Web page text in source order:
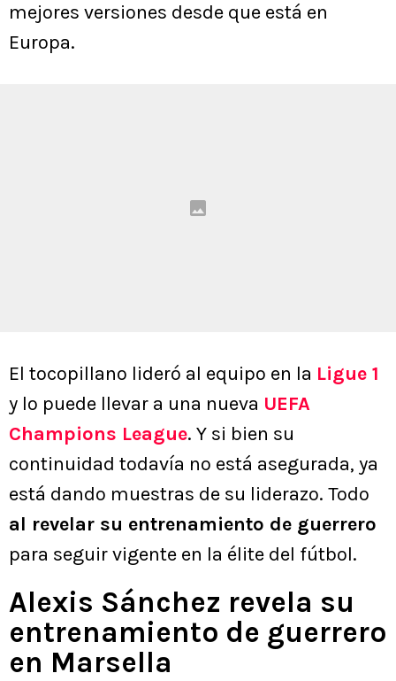
mejores versiones desde que está en
Europa.
El tocopillano lideró al equipo en la Ligue 1
y lo puede llevar a una nueva UEFA
Champions League. Y si bien su
continuidad todavía no está asegurada, ya
está dando muestras de su liderazo. Todo
al revelar su entrenamiento de guerrero
para seguir vigente en la élite del fútbol.
Alexis Sánchez revela su
entrenamiento de guerrero
en Marsella